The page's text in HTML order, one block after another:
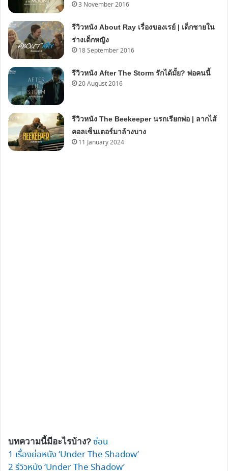
3 November 2016
รีวิวหนัง About Ray เรื่องของเรย์ | เด็กชายใน
ร่างเด็กหญิง
18 September 2016
รีวิวหนัง After The Storm รักได้มั้ย? พ่อคนนี้
20 August 2016
รีวิวหนัง The Beekeeper นรกเรียกพ่อ | ลากไส้
คอลเซ็นเตอร์มาล้างบาง
11 January 2024
บทความนี้มีอะไรบ้าง? ซ่อน
1 เรื่องย่อหนัง ‘Under The Shadow’
2 รีวิวหนัง ‘Under The Shadow’